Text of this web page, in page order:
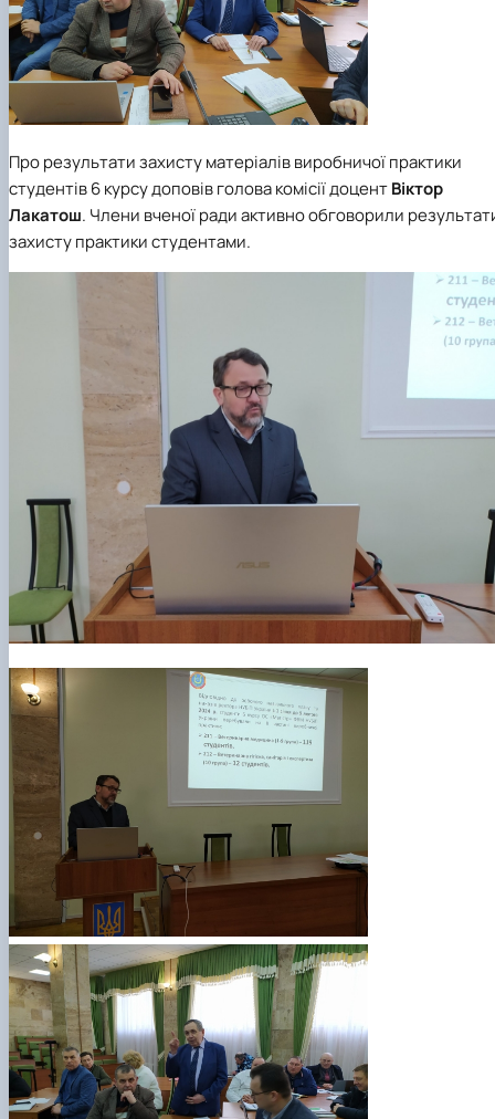
Про результати захисту матеріалів виробничої практики
студентів 6 курсу доповів голова комісії доцентВіктор
Лакатош. Члени вченої ради активно обговорили
захисту практики студентами.